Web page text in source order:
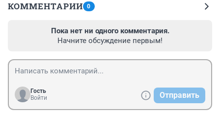
КОММЕНТАРИИ 0
Пока нет ни одного комментария.
Начните обсуждение первым!
Гость
Войти
Отправить